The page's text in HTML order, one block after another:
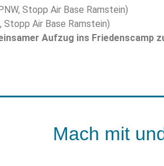
Stopp Air Base Ramstein)
Stopp Air Base Ramstein)
Aufzug ins Friedenscamp
Mach mit